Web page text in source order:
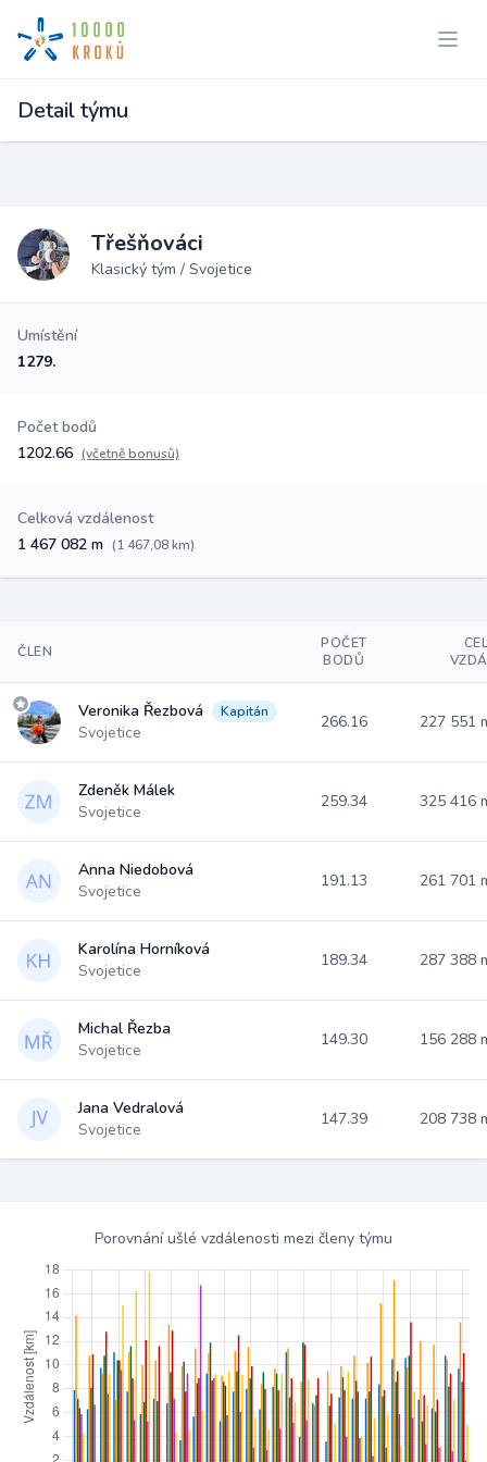
Detail týmu
Třešňováci
Klasický tým / Svojetice
Umístění
1279.
Počet bodů
1202.66 (včetně bonusů)
Celková vzdálenost
1 467 082 m (1 467,08 km)
ČLEN
POČET
BODŮ
Veronika Řezbová Kapitán
Svojetice
266.16 227 551
Zdeněk Málek
Svojetice
259.34 325 416
Anna Niedobová
Svojetice
191.13 261 701
Karolína Horníková
Svojetice
189.34 287 388
Michal Řezba
Svojetice
149.30 156 288
Jana Vedralová
Svojetice
147.39 208 738
Porovnání ušlé vzdálenosti mezi členy týmu